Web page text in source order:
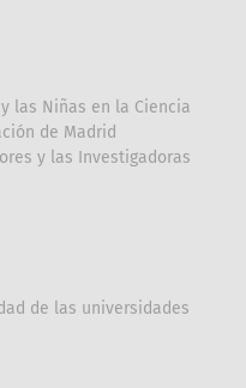
las Niñas en la Ciencia
de Madrid
y las Investigadoras
de las universidades